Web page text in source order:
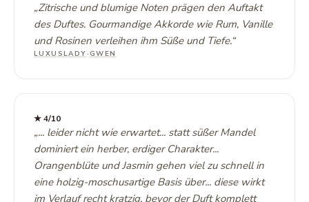
„Zitrische und blumige Noten prägen den Auftakt
des Duftes. Gourmandige Akkorde wie Rum, Vanille
und Rosinen verleihen ihm Süße und Tiefe.“
LUXUSLADY·GWEN
★4/10
„... leider nicht wie erwartet... statt süßer Mandel
dominiert ein herber, erdiger Charakter...
Orangenblüte und Jasmin gehen viel zu schnell in
eine holzig-moschusartige Basis über... diese wirkt
im Verlauf recht kratzig, bevor der Duft komplett